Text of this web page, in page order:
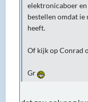
elektronicaboer
bestellen omdat ie
heeft.
Of kijk op Conrad
Gr